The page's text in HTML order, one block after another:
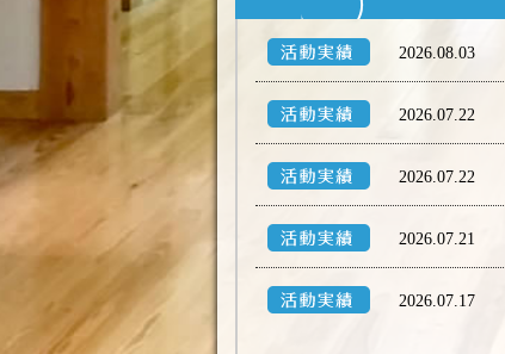
2026.08.03
2026.07.22
2026.07.22
2026.07.21
2026.07.17